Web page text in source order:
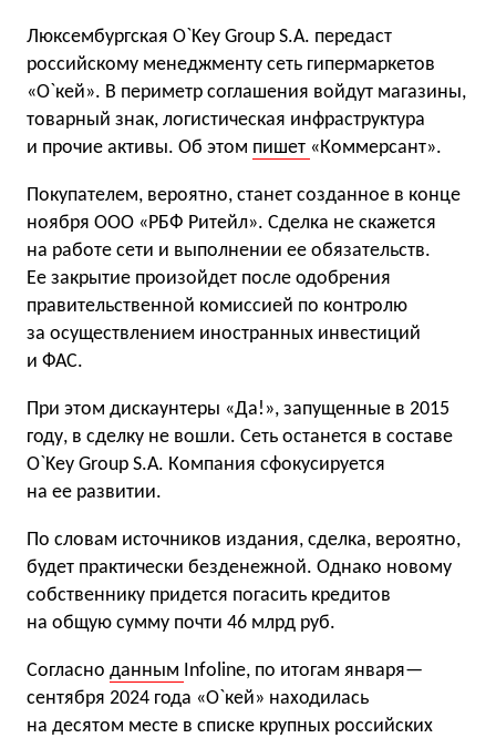
Люксембургская O`Key Group S.A. передаст
российскому менеджменту сеть гипермаркетов
«О`кей». В периметр соглашения войдут магазины,
товарный знак, логистическая инфраструктура
и прочие активы. Об этом пишет «Коммерсант».
Покупателем, вероятно, станет созданное в конце
ноября ООО «РБФ Ритейл». Сделка не скажется
на работе сети и выполнении ее обязательств.
Ее закрытие произойдет после одобрения
правительственной комиссией по контролю
за осуществлением иностранных инвестиций
и ФАС.
При этом дискаунтеры «Да!», запущенные в 2015
году, в сделку не вошли. Сеть останется в составе
O`Key Group S.A. Компания сфокусируется
на ее развитии.
По словам источников издания, сделка, вероятно,
будет практически безденежной. Однако новому
собственнику придется погасить кредитов
на общую сумму почти 46 млрд руб.
Согласно данным Infoline, по итогам января—
сентября 2024 года «О`кей» находилась
на десятом месте в списке крупных российских